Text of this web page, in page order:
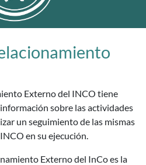
Externo del INCO tiene
sobre las actividades
un seguimiento de las mismas
en su ejecución.
Externo del InCo es la